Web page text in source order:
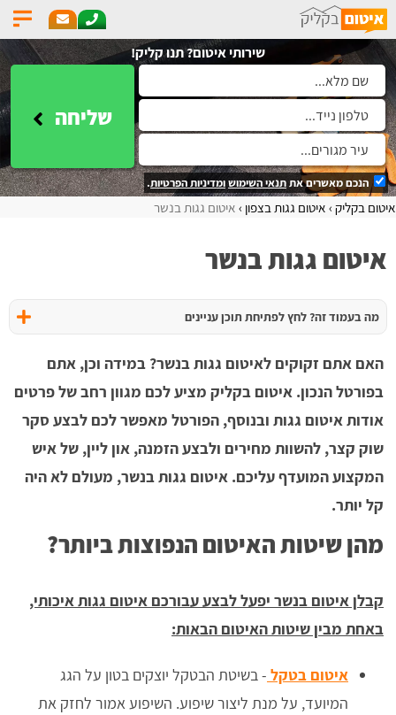
שירותי איטום? תנו קליק!
שליחה
הנכם מאשרים אתתנאי השימושומדיניות הפרטיות.
איטום בקליק איטום גגות בצפון איטום גגות בנשר
איטום גגות בנשר
מה בעמוד זה? לחץ לפתיחת תוכן עניינים
האם אתם זקוקים לאיטום גגות בנשר? במידה וכן, אתם
בפורטל הנכון. איטום בקליק מציע לכם מגוון רחב של פרטים
אודות איטום גגות ובנוסף, הפורטל מאפשר לכם לבצע סקר
שוק קצר, להשוות מחירים ולבצע הזמנה, און ליין, של איש
המקצוע המועדף עליכם. איטום גגות בנשר, מעולם לא היה
קל יותר.
מהן שיטות האיטום הנפוצות ביותר?
קבלן איטום בנשר יפעל לבצע עבורכם איטום גגות איכותי,
באחת מבין שיטות האיטום הבאות:
איטום בטקל - בשיטת הבטקל יוצקים בטון על הגג
המיועד, על מנת ליצור שיפוע. השיפוע אמור לחזק את